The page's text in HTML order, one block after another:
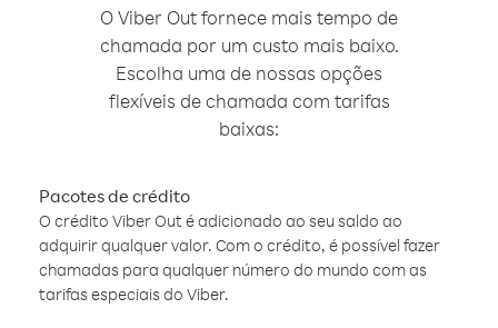
O Viber Out fornece mais tempo de
chamada por um custo mais baixo.
Escolha uma de nossas opções
flexíveis de chamada com tarifas
baixas:
Pacotes de crédito
O crédito Viber Out é adicionado ao seu saldo ao
adquirir qualquer valor. Com o crédito, é possível fazer
chamadas para qualquer número do mundo com as
tarifas especiais do Viber.